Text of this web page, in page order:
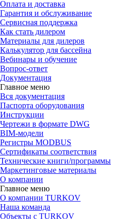
Оплата и доставка
Гарантия и обслуживание
Сервисная поддержка
Как стать дилером
Материалы для дилеров
Калькулятор для бассейна
Вебинары и обучение
Вопрос-ответ
Документация
Главное меню
Вся документация
Паспорта оборудования
Инструкции
Чертежи в формате DWG
BIM-модели
Регистры MODBUS
Сертификаты соответствия
Технические книги/программы
Маркетинговые материалы
О компании
Главное меню
О компании TURKOV
Наша команда
Объекты с TURKOV